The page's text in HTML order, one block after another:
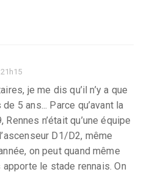
je me dis qu’il n’y a que
5 ans... Parce qu’avant la
n’était qu’une équipe
D1/D2, même
on peut quand même
le stade rennais. On